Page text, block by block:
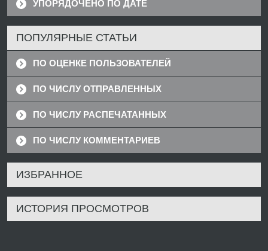
УПОРЯДОЧЕНО ПО ДАТЕ
ПОПУЛЯРНЫЕ СТАТЬИ
ПО ОЦЕНКЕ ПОЛЬЗОВАТЕЛЕЙ
ПО ЧИСЛУ ОТПРАВЛЕННЫХ
ПО ЧИСЛУ РАСПЕЧАТАННЫХ
ПО ЧИСЛУ КОММЕНТАРИЕВ
ИЗБРАННОЕ
ИСТОРИЯ ПРОСМОТРОВ